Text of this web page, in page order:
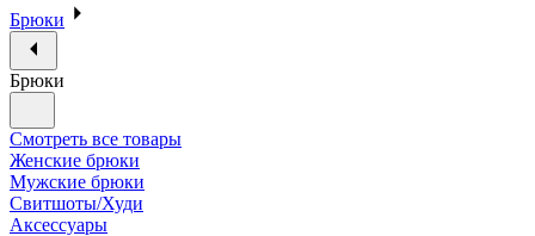
Брюки
Брюки
Смотреть все товары
Женские брюки
Мужские брюки
Свитшоты/Худи
Аксессуары